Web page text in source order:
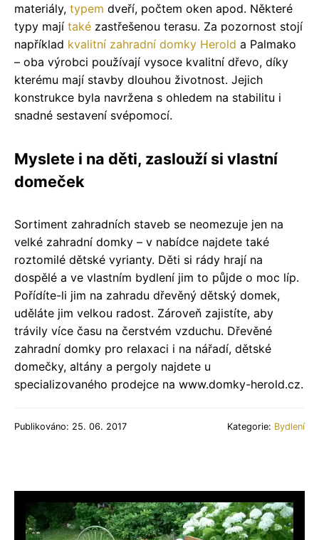
materiály, typem dveří, počtem oken apod. Některé
typy mají také zastřešenou terasu. Za pozornost stojí
například kvalitní zahradní domky Herold a Palmako
– oba výrobci používají vysoce kvalitní dřevo, díky
kterému mají stavby dlouhou životnost. Jejich
konstrukce byla navržena s ohledem na stabilitu i
snadné sestavení svépomocí.
Myslete i na děti, zaslouží si vlastní
domeček
Sortiment zahradních staveb se neomezuje jen na
velké zahradní domky – v nabídce najdete také
roztomilé dětské vyrianty. Děti si rády hrají na
dospělé a ve vlastním bydlení jim to půjde o moc líp.
Pořídíte-li jim na zahradu dřevěný dětský domek,
uděláte jim velkou radost. Zároveň zajistíte, aby
trávily více času na čerstvém vzduchu. Dřevěné
zahradní domky pro relaxaci i na nářadí, dětské
domečky, altány a pergoly najdete u
specializovaného prodejce na www.domky-herold.cz.
Publikováno: 25. 06. 2017 Kategorie: Bydlení